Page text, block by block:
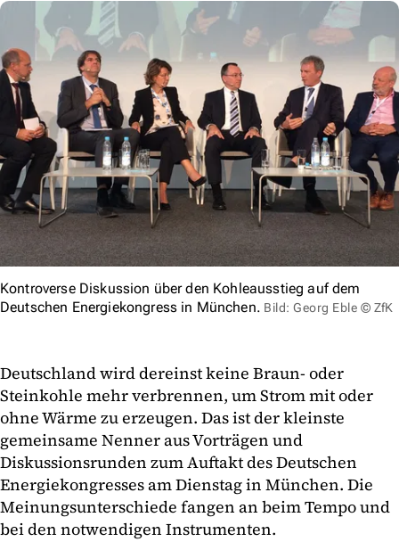
Kontroverse Diskussion über den Kohleausstieg auf dem
Deutschen Energiekongress in München. Bild: Georg Eble © ZfK
Deutschland wird dereinst keine Braun- oder
Steinkohle mehr verbrennen, um Strom mit oder
ohne Wärme zu erzeugen. Das ist der kleinste
gemeinsame Nenner aus Vorträgen und
Diskussionsrunden zum Auftakt des Deutschen
Energiekongresses am Dienstag in München. Die
Meinungsunterschiede fangen an beim Tempo und
bei den notwendigen Instrumenten.